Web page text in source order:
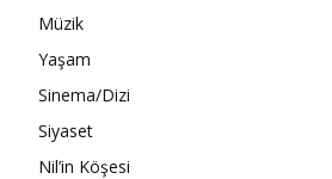
Müzik
Yaşam
Sinema/Dizi
Siyaset
Nil’in Köşesi